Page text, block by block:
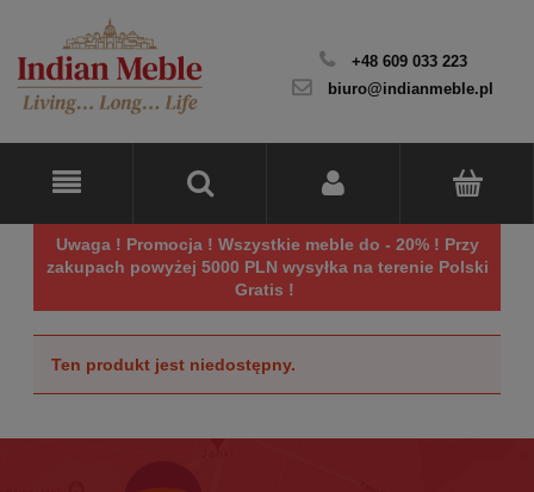
+48 609 033 223
biuro@indianmeble.pl
Uwaga ! Promocja ! Wszystkie meble do - 20% ! Przy
zakupach powyżej 5000 PLN wysyłka na terenie Polski
Gratis !
Ten produkt jest niedostępny.